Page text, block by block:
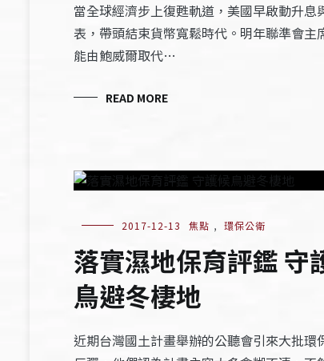
當全球經濟步上復甦軌道，美國早啟動升息
表，帶頭結束貨幣寬鬆時代。明年聯準會主
能由鮑威爾取代…
READ MORE
2017-12-13 焦點 , 環保公衛
落實濕地保育評鑑 守
鳥避冬棲地
近期台灣國土計畫舉辦的公聽會引來大批環